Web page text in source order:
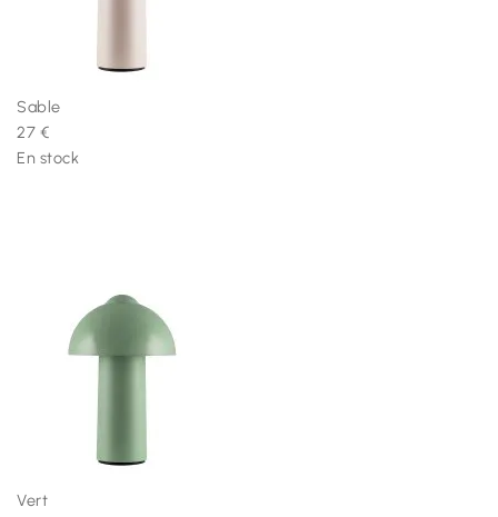
Sable
27 €
En stock
Vert